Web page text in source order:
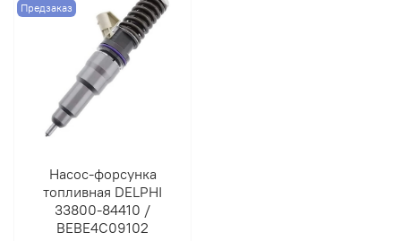
Предзаказ
Насос-форсунка
топливная DELPHI
33800-84410 /
BEBE4C09102